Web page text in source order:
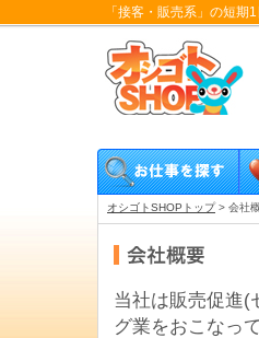
「接客・販売系」の短
オシゴトSHOPトップ> 会社
当社は販売促進(
グ業をおこなっ